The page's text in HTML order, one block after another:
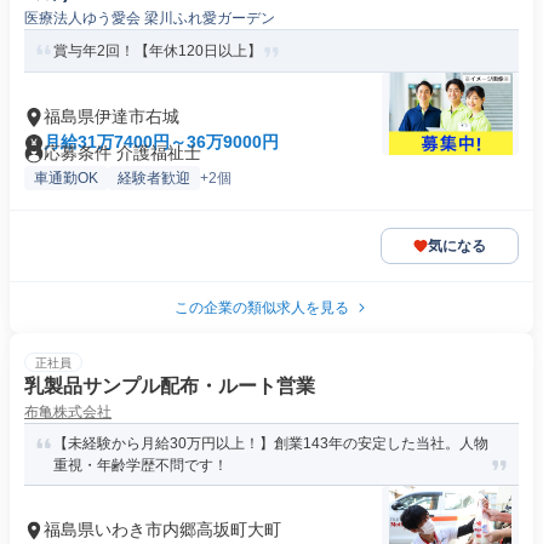
医療法人ゆう愛会 梁川ふれ愛ガーデン
賞与年2回！【年休120日以上】
福島県伊達市右城
月給31万7400円～36万9000円
応募条件 介護福祉士
車通勤OK 経験者歓迎 +2個
気になる
この企業の類似求人を見る
正社員
乳製品サンプル配布・ルート営業
布亀株式会社
【未経験から月給30万円以上！】創業143年の安定した当社。人物
重視・年齢学歴不問です！
福島県いわき市内郷高坂町大町